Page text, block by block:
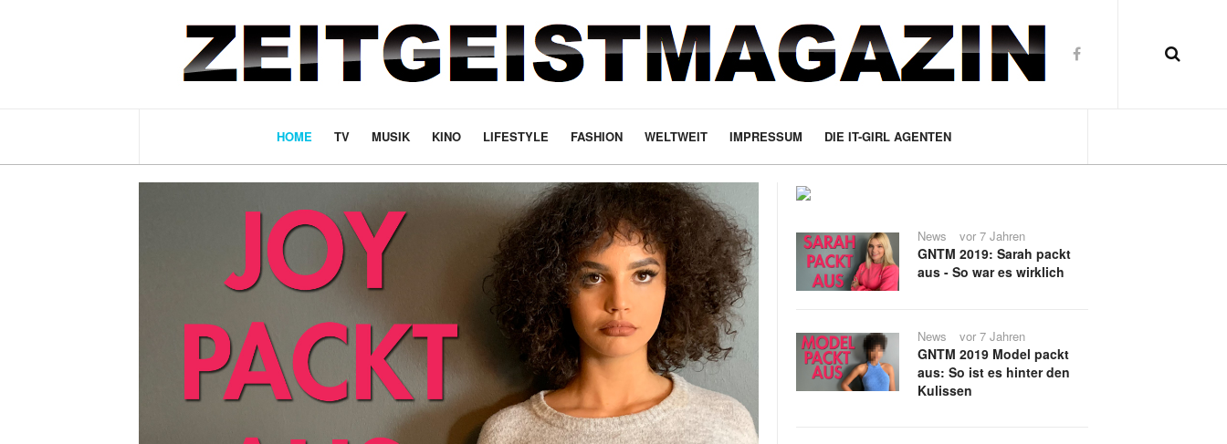
HOME TV MUSIK KINO LIFESTYLE FASHION WELTWEIT IMPRESSUM DIE IT-GIRL AGENTEN
News vor 7 Jahren
GNTM 2019: Sarah packt
aus - So war es wirklich
News vor 7 Jahren
GNTM 2019 Model packt
aus: So ist es hinter den
Kulissen